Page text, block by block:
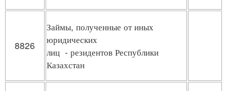
8826
Займы, полученные от иных
юридических
лиц - резидентов Республики
Казахстан